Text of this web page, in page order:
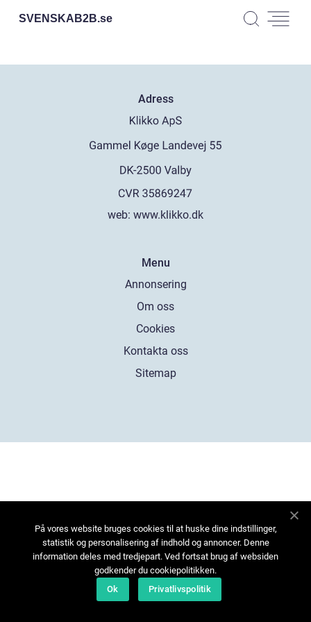
SVENSKAB2B.se
Adress
web: www.klikko.dk
Menu
Annonsering
Om oss
Cookies
Kontakta oss
Sitemap
På vores website bruges cookies til at huske dine indstillinger,
statistik og personalisering af indhold og annoncer. Denne
information deles med tredjepart. Ved fortsat brug af websiden
godkender du cookiepolitikken.
Ok
Privatlivspolitik